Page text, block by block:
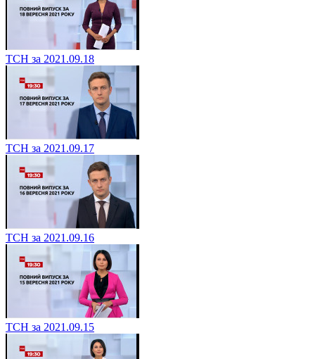
ТСН за 2021.09.18
ТСН за 2021.09.17
ТСН за 2021.09.16
ТСН за 2021.09.15